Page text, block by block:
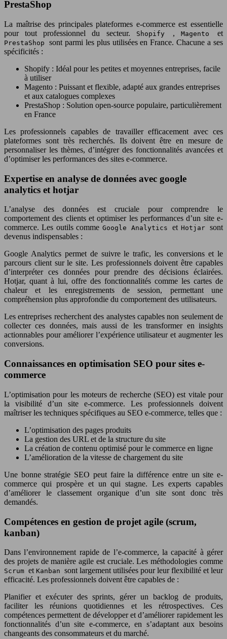
PrestaShop
La maîtrise des principales plateformes e-commerce est essentielle
pour tout professionnel du secteur.
Shopify , Magento et
PrestaShop sont parmi les plus utilisées en France. Chacune a ses
spécificités :
Shopify : Idéal pour les petites et moyennes entreprises, facile
à utiliser
Magento : Puissant et flexible, adapté aux grandes entreprises
et aux catalogues complexes
PrestaShop : Solution open-source populaire, particulièrement
en France
Les professionnels capables de travailler efficacement avec ces
plateformes sont très recherchés. Ils doivent être en mesure de
personnaliser les thèmes, d’intégrer des fonctionnalités avancées et
d’optimiser les performances des sites e-commerce.
Expertise en analyse de données avec google
analytics et hotjar
L’analyse des données est cruciale pour comprendre le
comportement des clients et optimiser les performances d’un site e-
commerce. Les outils comme Google Analyticset Hotjar sont
devenus indispensables :
Google Analytics permet de suivre le trafic, les conversions et le
parcours client sur le site. Les professionnels doivent être capables
d’interpréter ces données pour prendre des décisions éclairées.
Hotjar, quant à lui, offre des fonctionnalités comme les cartes de
chaleur et les enregistrements de session, permettant une
compréhension plus approfondie du comportement des utilisateurs.
Les entreprises recherchent des analystes capables non seulement de
collecter ces données, mais aussi de les transformer en insights
actionnables pour améliorer l’expérience utilisateur et augmenter les
conversions.
Connaissances en optimisation SEO pour sites e-
commerce
L’optimisation pour les moteurs de recherche (SEO) est vitale pour
la visibilité d’un site e-commerce. Les professionnels doivent
maîtriser les techniques spécifiques au SEO e-commerce, telles que :
L’optimisation des pages produits
La gestion des URL et de la structure du site
La création de contenu optimisé pour le commerce en ligne
L’amélioration de la vitesse de chargement du site
Une bonne stratégie SEO peut faire la différence entre un site e-
commerce qui prospère et un qui stagne. Les experts capables
d’améliorer le classement organique d’un site sont donc très
demandés.
Compétences en gestion de projet agile (scrum,
kanban)
Dans l’environnement rapide de l’e-commerce, la capacité à gérer
des projets de manière agile est cruciale. Les méthodologies comme
Scrum et Kanban sont largement utilisées pour leur flexibilité et leur
efficacité. Les professionnels doivent être capables de :
Planifier et exécuter des sprints, gérer un backlog de produits,
faciliter les réunions quotidiennes et les rétrospectives. Ces
compétences permettent de développer et d’améliorer rapidement les
fonctionnalités d’un site e-commerce, en s’adaptant aux besoins
changeants des consommateurs et du marché.